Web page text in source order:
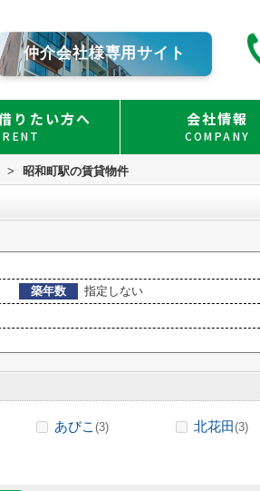
仲介会社様専用サイト
りたい方へ
RENT
会社情報
COMPANY
> 昭和町駅の賃貸物件
築年数
指定しない
あびこ (3) 北花田(3)